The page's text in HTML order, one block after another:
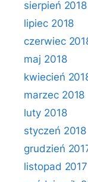
sierpień 2018
lipiec 2018
czerwiec
maj 2018
kwiecień
marzec 2018
luty 2018
styczeń 2018
grudzień
listopad 2017